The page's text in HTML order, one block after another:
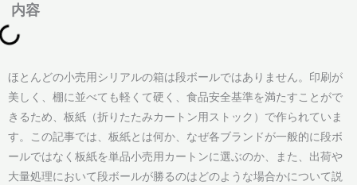
容
ほとんどの小売用シリアルの箱は段ボールではありません。印刷が
美しく、棚に並べても軽くて硬く、食品安全基準を満たすことがで
きるため、板紙（折りたたみカートン用ストック）で作られていま
す。この記事では、板紙とは何か、なぜ各ブランドが一般的に段ボ
ールではなく板紙を単品小売用カートンに選ぶのか、また、出荷や
大量処理において段ボールが勝るのはどのような場合かについて説